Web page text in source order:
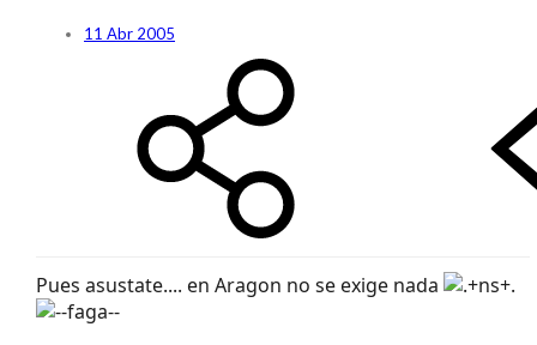
Pues asustate.... en Aragon no se exige nada